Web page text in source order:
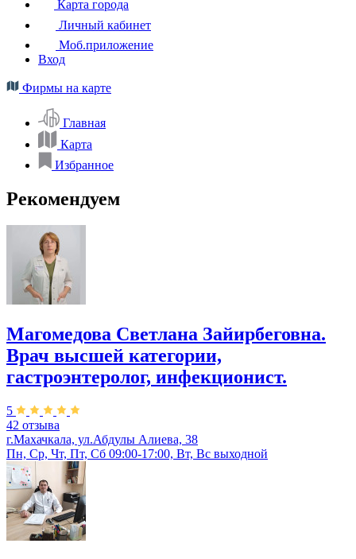
Карта города
Личный кабинет
Моб.приложение
Вход
Фирмы на карте
Главная
Карта
Избранное
Рекомендуем
Магомедова Светлана Зайирбеговна.
Врач высшей категории,
гастроэнтеролог, инфекционист.
5
42 отзыва
г.Махачкала, ул.Абдулы Алиева, 38
Пн, Ср, Чт, Пт, Сб 09:00-17:00, Вт, Вс выходной